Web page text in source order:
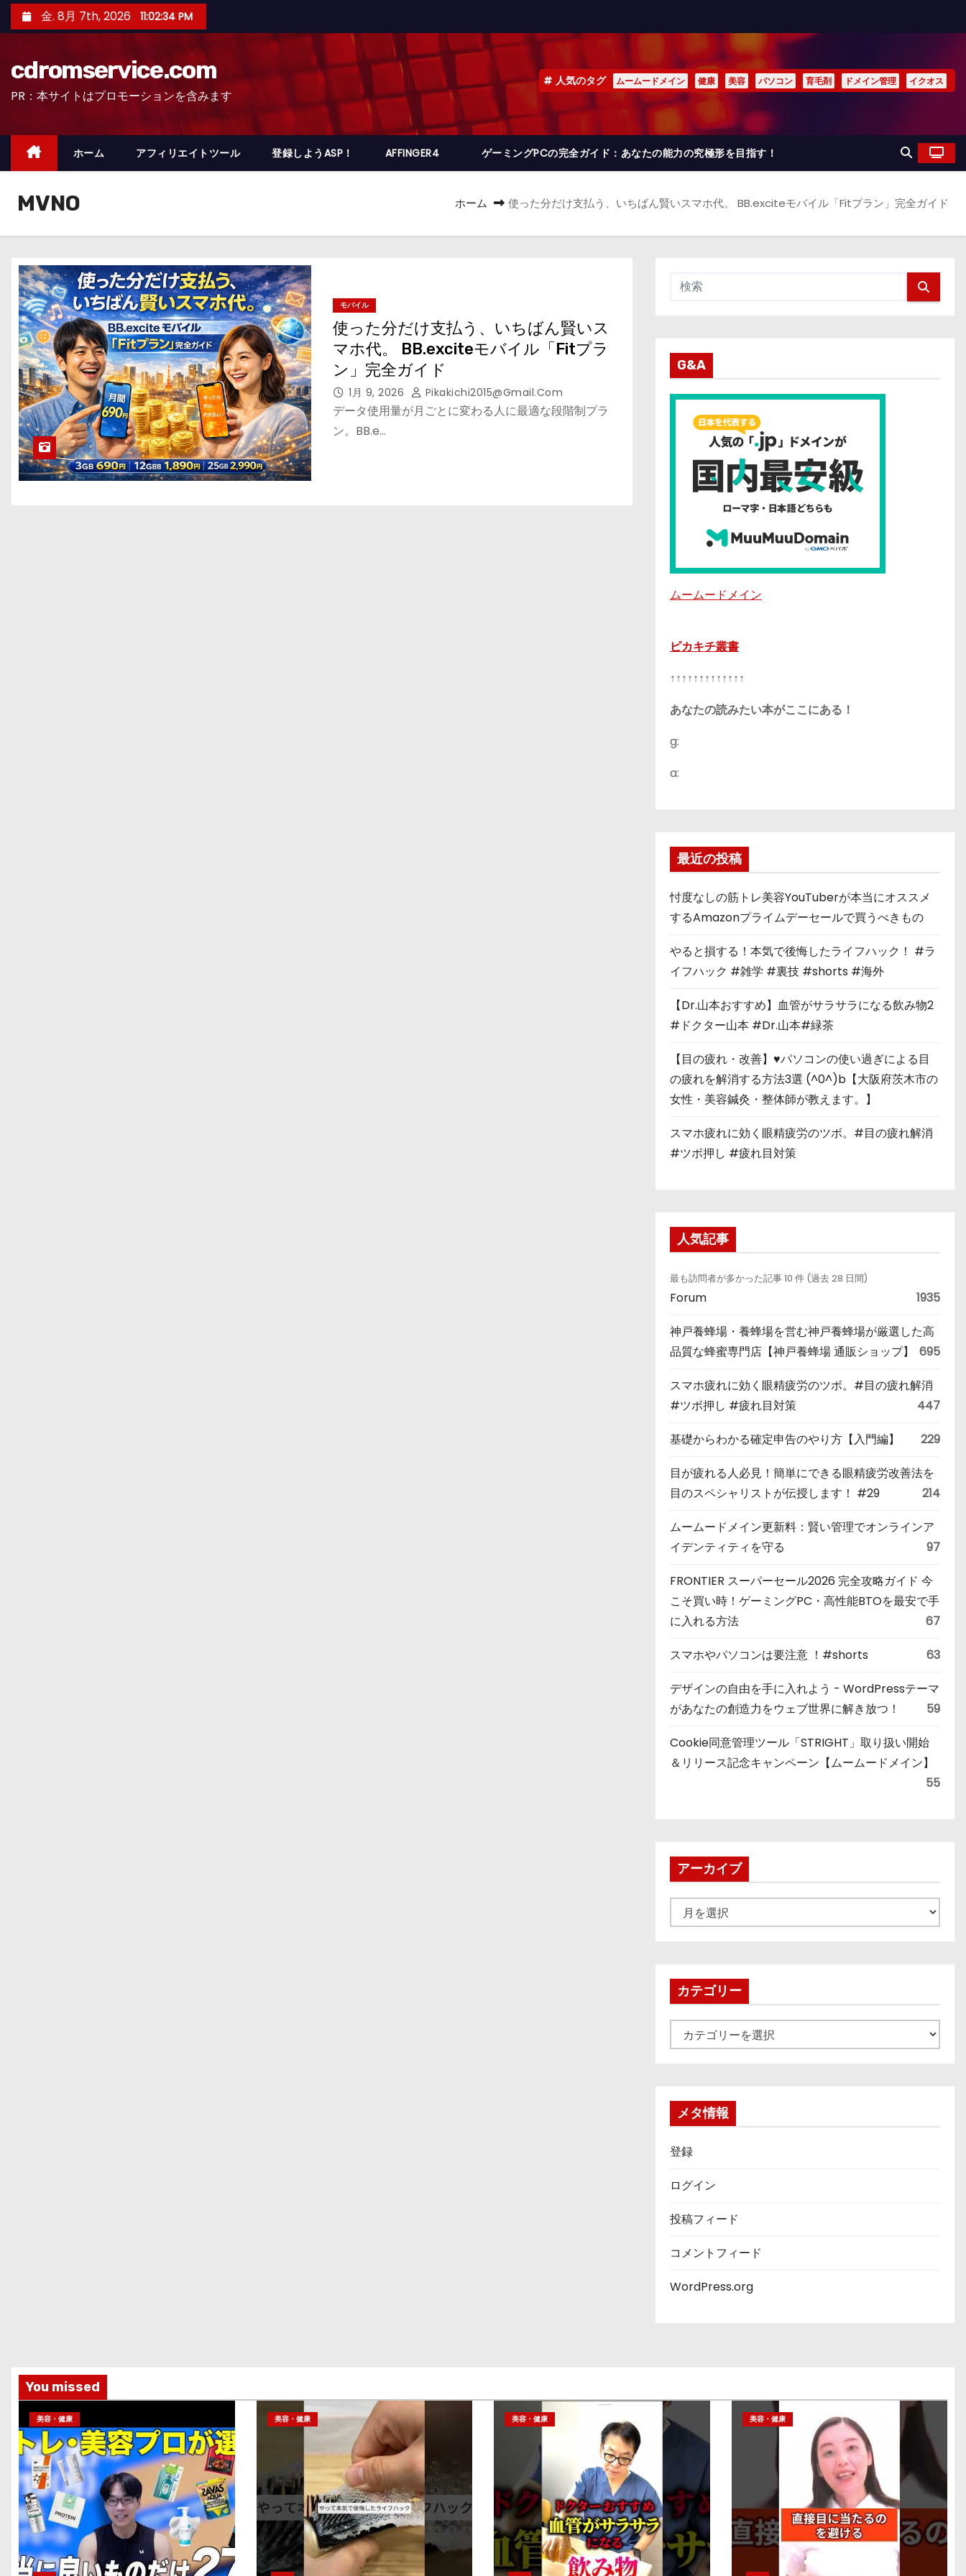
ン
ッ
金. 8月 7th, 2026 11:02:35 PM
cdromservice.com
PR：本サイトはプロモーションを含みます
人気のタグ ムームードメイン 健康 美容 パソコン 育毛剤 ドメイン管理 イクオス
ホーム アフィリエイトツール 登録しようASP！ AFFINGER4 ゲーミングPCの完全ガイド：あなたの能力の究極形を目指す！
MVNO ホーム 使った分だけ支払う、いちばん賢いスマホ代。 BB.exciteモバイル「Fitプラン」完全ガイド
モバイル
使った分だけ支払う、いちばん賢いス
マホ代。 BB.exciteモバイル「Fitプラ
ン」完全ガイド
1月 9, 2026 Pikakichi2015@gmail.com
データ使用量が月ごとに変わる人に最適な段階制プラ
ン。BB.e…
G&A
ムームードメイン
ピカキチ叢書
↑↑↑↑↑↑↑↑↑↑↑↑↑
あなたの読みたい本がここにある！
g:
a:
最近の投稿
忖度なしの筋トレ美容YouTuberが本当にオススメ
するAmazonプライムデーセールで買うべきもの
やると損する！本気で後悔したライフハック！ #ラ
イフハック #雑学 #裏技 #shorts #海外
【Dr.山本おすすめ】血管がサラサラになる飲み物2
#ドクター山本 #Dr.山本#緑茶
【目の疲れ・改善】♥パソコンの使い過ぎによる目
の疲れを解消する方法3選 (^0^)b【大阪府茨木市の
女性・美容鍼灸・整体師が教えます。】
スマホ疲れに効く眼精疲労のツボ。#目の疲れ解消
#ツボ押し #疲れ目対策
人気記事
最も訪問者が多かった記事 10 件 (過去 28 日間)
Forum 1935
神戸養蜂場・養蜂場を営む神戸養蜂場が厳選した高
品質な蜂蜜専門店【神戸養蜂場 通販ショップ】
695
スマホ疲れに効く眼精疲労のツボ。#目の疲れ解消
#ツボ押し #疲れ目対策
447
基礎からわかる確定申告のやり方【入門編】 229
目が疲れる人必見！簡単にできる眼精疲労改善法を
目のスペシャリストが伝授します！ #29
214
ムームードメイン更新料：賢い管理でオンラインア
イデンティティを守る
97
FRONTIER スーパーセール2026 完全攻略ガイド 今
こそ買い時！ゲーミングPC・高性能BTOを最安で手
に入れる方法
67
スマホやパソコンは要注意 ！#shorts 63
デザインの自由を手に入れよう - WordPressテーマ
があなたの創造力をウェブ世界に解き放つ！
59
Cookie同意管理ツール「STRIGHT」取り扱い開始
＆リリース記念キャンペーン【ムームードメイン】
55
アーカイブ
ー
ブカテゴリー
テ
メタ情報
登録
ログイン
投稿フィード
コメントフィード
WordPress.org
You missed
美容・健康 美容・健康 美容・健康 美容・健康